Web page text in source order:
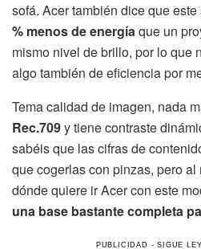
sofá. Acer también dice que
% menos de energíaque un
mismo nivel de brillo, por lo que
algo también de eficiencia por
Tema calidad de imagen, nada
Rec.709y tiene contraste
sabéis que las cifras de
que cogerlas con pinzas, pero
dónde quiere ir Acer con este
una base bastante completa